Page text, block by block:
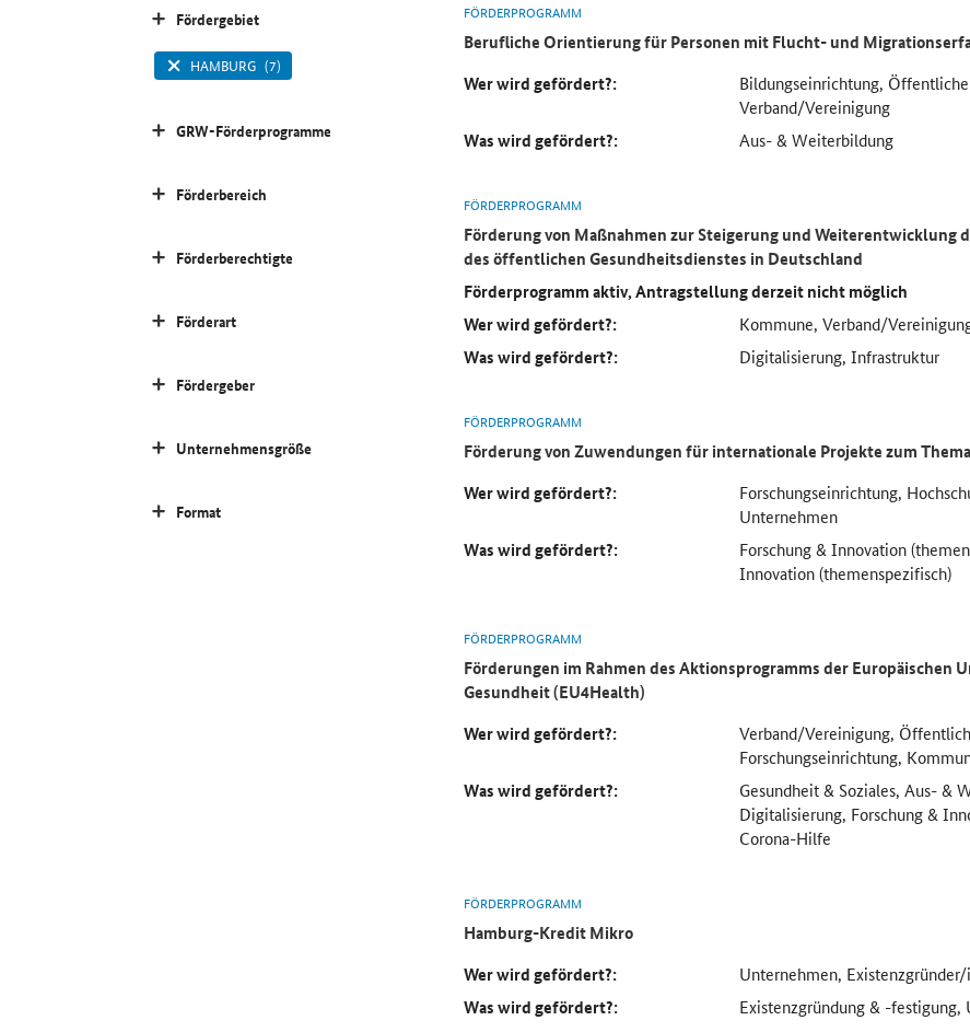
FÖRDERPROGRAMM
Berufliche Orientierung für Personen mit Flucht- und
Wer wird gefördert?:
Bildungseinrichtung,
Verband/Vereinigung
Was wird gefördert?: Aus- & Weiterbildung
FÖRDERPROGRAMM
Förderung von Maßnahmen zur Steigerung und Weiterentwicklung
des öffentlichen Gesundheitsdienstes in Deutschland
Förderprogramm aktiv, Antragstellung derzeit nicht möglich
Wer wird gefördert?:
Kommune, Verband/
Was wird gefördert?: Digitalisierung, Infrastruktur
FÖRDERPROGRAMM
Förderung von Zuwendungen für internationale Projekte zum
Wer wird gefördert?:
Forschungseinrichtung,
Unternehmen
Was wird gefördert?:
Forschung & Innovation
Innovation (themenspezifisch)
FÖRDERPROGRAMM
Förderungen im Rahmen des Aktionsprogramms der Europäischen
Gesundheit (EU4Health)
Wer wird gefördert?:
Verband/Vereinigung,
Forschungseinrichtung,
Was wird gefördert?:
Gesundheit & Soziales, Aus- &
Digitalisierung, Forschung &
Corona-Hilfe
FÖRDERPROGRAMM
Hamburg-Kredit Mikro
Wer wird gefördert?:
Unternehmen,
Was wird gefördert?: Existenzgründung & -
Fördergebiet
HAMBURG (7)
GRW-Förderprogramme
Förderbereich
Förderberechtigte
Förderart
Fördergeber
Unternehmensgröße
Format